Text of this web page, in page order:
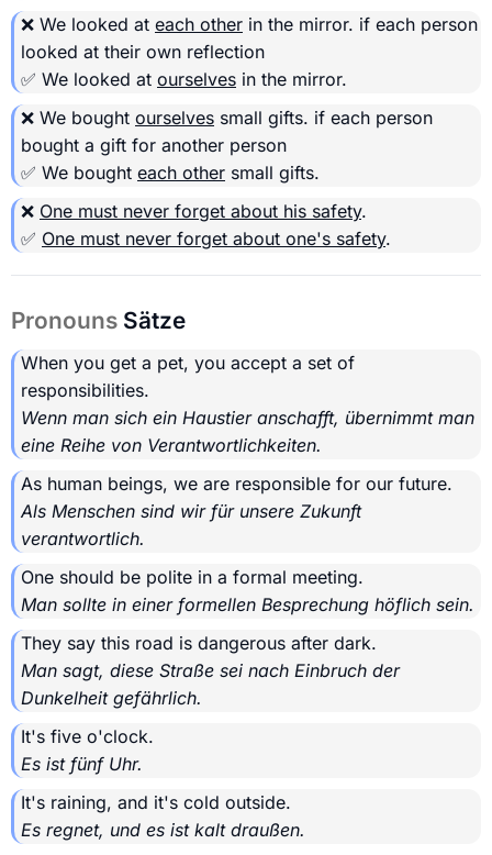
❌ We looked at each other in the mirror. if each person
looked at their own reflection
✅ We looked at ourselves in the mirror.
❌ We bought ourselves small gifts. if each person
bought a gift for another person
✅ We bought each other small gifts.
❌ One must never forget about his safety.
✅ One must never forget about one's safety.
Pronouns Sätze
When you get a pet, you accept a set of
responsibilities.
Wenn man sich ein Haustier anschafft, übernimmt man
eine Reihe von Verantwortlichkeiten.
As human beings, we are responsible for our future.
Als Menschen sind wir für unsere Zukunft
verantwortlich.
One should be polite in a formal meeting.
Man sollte in einer formellen Besprechung höflich sein.
They say this road is dangerous after dark.
Man sagt, diese Straße sei nach Einbruch der
Dunkelheit gefährlich.
It's five o'clock.
Es ist fünf Uhr.
It's raining, and it's cold outside.
Es regnet, und es ist kalt draußen.